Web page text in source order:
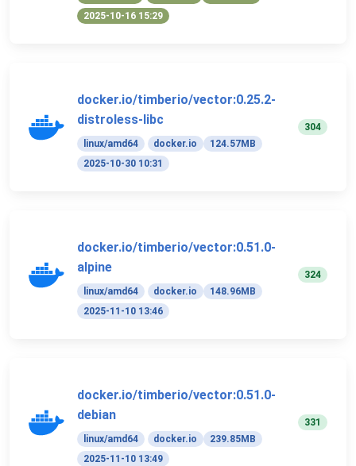
2025-10-16 15:29
docker.io/timberio/vector:0.25.2-
distroless-libc
linux/amd64 docker.io
124.57MB
2025-10-30 10:31
304
docker.io/timberio/vector:0.51.0-
alpine
linux/amd64 docker.io
148.96MB
2025-11-10 13:46
324
docker.io/timberio/vector:0.51.0-
debian
linux/amd64 docker.io
239.85MB
2025-11-10 13:49
331